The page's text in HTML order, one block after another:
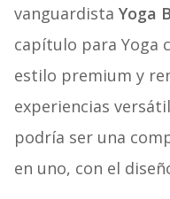
vanguardista Yoga
capítulo para Yoga
estilo premium y
experiencias
podría ser una
en uno, con el